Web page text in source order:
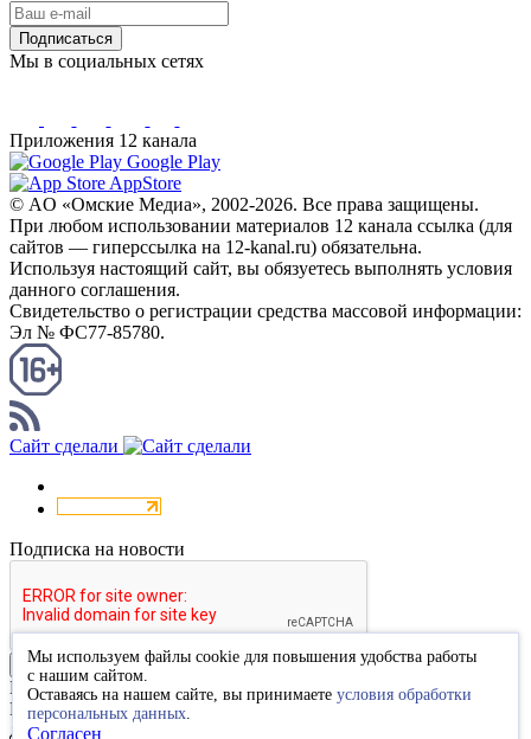
Подписаться
Мы в социальных сетях
Приложения 12 канала
Google Play
AppStore
© AO «Омские Медиа», 2002-2026. Все права защищены.
При любом использовании материалов 12 канала ссылка (для
сайтов — гиперссылка на 12-kanal.ru) обязательна.
Используя настоящий сайт, вы обязуетесь выполнять условия
данного соглашения.
Свидетельство о регистрации средства массовой информации:
Эл № ФС77-85780.
Сайт сделали
Подписка на новости
Подписаться
Благодарим за подписку
Пожалуйста, перейдите по ссылке в высланном вам письме
для подтверждения подписки.
Мы используем файлы cookie для повышения удобства работы
с нашим сайтом.
Оставаясь на нашем сайте, вы принимаете условия обработки
персональных данных.
Согласен